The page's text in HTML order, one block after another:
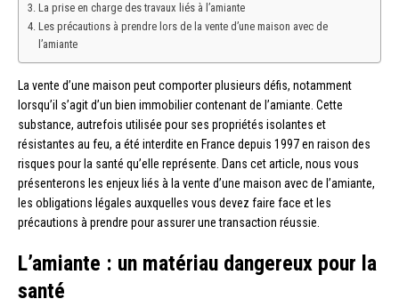
La prise en charge des travaux liés à l’amiante
Les précautions à prendre lors de la vente d’une maison avec de
l’amiante
La vente d’une maison peut comporter plusieurs défis, notamment
lorsqu’il s’agit d’un bien immobilier contenant de l’amiante. Cette
substance, autrefois utilisée pour ses propriétés isolantes et
résistantes au feu, a été interdite en France depuis 1997 en raison des
risques pour la santé qu’elle représente. Dans cet article, nous vous
présenterons les enjeux liés à la vente d’une maison avec de l’amiante,
les obligations légales auxquelles vous devez faire face et les
précautions à prendre pour assurer une transaction réussie.
L’amiante : un matériau dangereux pour la
santé